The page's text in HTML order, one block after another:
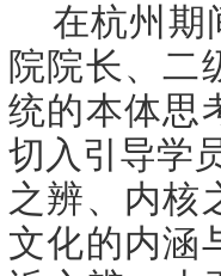
在杭州期
院院长、二
统的本体思
切入引导学
之辨、内核
文化的内涵